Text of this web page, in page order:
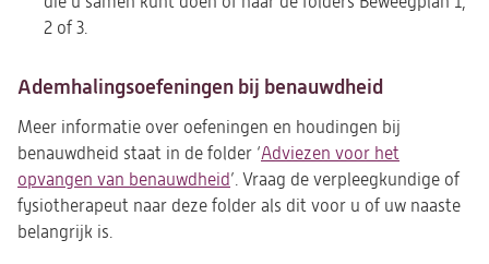
2 of 3.
Ademhalingsoefeningen bij benauwdheid
Meer informatie over oefeningen en houdingen bij
benauwdheid staat in de folder ‘Adviezen voor het
opvangen van benauwdheid’. Vraag de verpleegkundige of
fysiotherapeut naar deze folder als dit voor u of uw naaste
belangrijk is.